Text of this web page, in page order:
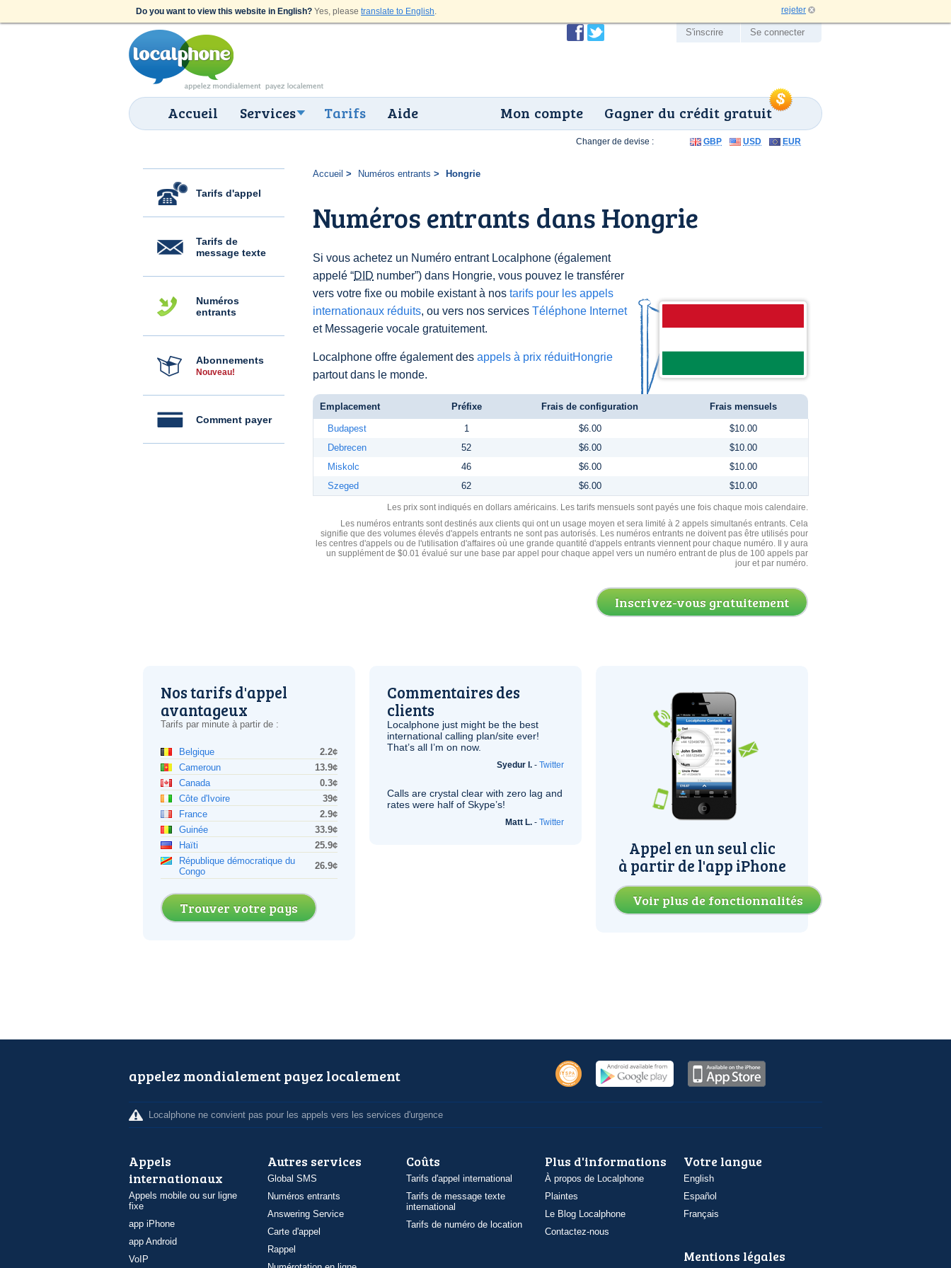
Do you want to view this website in English? Yes, please translate to English. rejeter
Accueil Services Tarifs Aide Gagner du crédit gratuit
Mon compte
S'inscrire Se connecter
Tarifs d'appel
Tarifs de
message texte
Numéros
entrants
Abonnements
Nouveau!
Comment payer
Accueil Numéros entrants Hongrie
Numéros entrants dans Hongrie
Si vous achetez un Numéro entrant Localphone (également
appelé “DID number”) dans Hongrie, vous pouvez le transférer
vers votre fixe ou mobile existant à nos tarifs pour les appels
internationaux réduits, ou vers nos services Téléphone Internet
et Messagerie vocale gratuitement.
Localphone offre également des appels à prix réduitHongrie
partout dans le monde.
Changer de devise : GBP USD EUR
Emplacement Préfixe Frais de configuration Frais mensuels
Budapest 1 $6.00
$10.00
Debrecen
52 $6.00
$10.00
Miskolc
46 $6.00
$10.00
Szeged
62 $6.00 $10.00
Les prix sont indiqués en dollars américains. Les tarifs mensuels sont payés une fois chaque mois calendaire.
Les numéros entrants sont destinés aux clients qui ont un usage moyen et sera limité à 2 appels simultanés entrants. Cela
signifie que des volumes élevés d'appels entrants ne sont pas autorisés. Les numéros entrants ne doivent pas être utilisés pour
les centres d'appels ou de l'utilisation d'affaires où une grande quantité d'appels entrants viennent pour chaque numéro. Il y aura
un supplément de $0.01 évalué sur une base par appel pour chaque appel vers un numéro entrant de plus de 100 appels par
jour et par numéro.
Inscrivez-vous gratuitement
Nos tarifs d'appel
avantageux
Tarifs par minute à partir de :
Belgique
2.2¢
Cameroun
13.9¢
Canada
0.3¢
Côte d'Ivoire
39¢
France
2.9¢
Guinée
33.9¢
Haïti
25.9¢
République démocratique du
Congo
26.9¢
Trouver votre pays
Commentaires des
clients
Localphone just might be the best
international calling plan/site ever!
That’s all I’m on now.
Syedur I. - Twitter
Calls are crystal clear with zero lag and
rates were half of Skype’s!
Matt L. - Twitter
Appel en un seul clic
à partir de l'app iPhone
Voir plus de fonctionnalités
appelez mondialement payez localement
Localphone ne convient pas pour les appels vers les services d'urgence
Appels
internationaux
Appels mobile ou sur ligne
fixe
app iPhone
app Android
VoIP
Autres services
Global SMS
Numéros entrants
Answering Service
Carte d'appel
Rappel
Coûts
Tarifs d'appel international
Tarifs de message texte
international
Tarifs de numéro de location
Plus d'informations
À propos de Localphone
Plaintes
Le Blog Localphone
Contactez-nous
Votre langue
English
Español
Français
Mentions légales